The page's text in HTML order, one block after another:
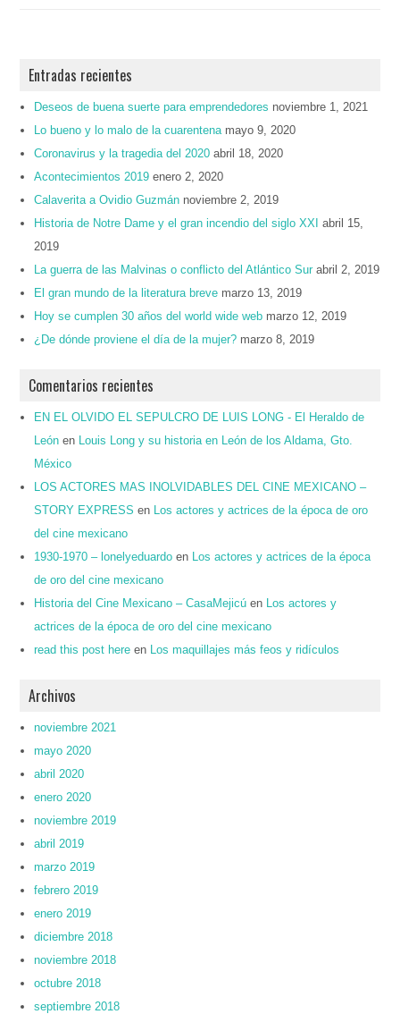
Entradas recientes
Deseos de buena suerte para emprendedores noviembre 1, 2021
Lo bueno y lo malo de la cuarentena mayo 9, 2020
Coronavirus y la tragedia del 2020 abril 18, 2020
Acontecimientos 2019 enero 2, 2020
Calaverita a Ovidio Guzmán noviembre 2, 2019
Historia de Notre Dame y el gran incendio del siglo XXI
abril 15,
2019
La guerra de las Malvinas o conflicto del Atlántico Sur abril 2, 2019
El gran mundo de la literatura breve marzo 13, 2019
Hoy se cumplen 30 años del world wide web marzo 12, 2019
¿De dónde proviene el día de la mujer? marzo 8, 2019
Comentarios recientes
EN EL OLVIDO EL SEPULCRO DE LUIS LONG - El Heraldo de
León en
Louis Long y su historia en León de los Aldama, Gto.
México
LOS ACTORES MAS INOLVIDABLES DEL CINE MEXICANO –
STORY EXPRESS en
Los actores y actrices de la época de oro
del cine mexicano
1930-1970 – lonelyeduardo en
Los actores y actrices de la época
de oro del cine mexicano
Historia del Cine Mexicano – CasaMejicú en
Los actores y
actrices de la época de oro del cine mexicano
read this post here en Los maquillajes más feos y ridículos
Archivos
noviembre 2021
mayo 2020
abril 2020
enero 2020
noviembre 2019
abril 2019
marzo 2019
febrero 2019
enero 2019
diciembre 2018
noviembre 2018
octubre 2018
septiembre 2018